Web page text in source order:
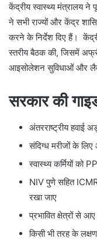
केंद्रीय स्वास्थ्य मंत्रालय ने
ने सभी राज्यों और केंद्र
करने के निर्देश दिए हैं।
स्तरीय बैठक की, जिसमें
आइसोलेशन सुविधाओं और लैब
सरकार की
अंतरराष्ट्रीय हवाई
संदिग्ध मरीजों के
स्वास्थ्य कर्मियों को
NIV पुणे सहित
रखा जाए
प्रभावित क्षेत्रों से
किसी भी तरह के